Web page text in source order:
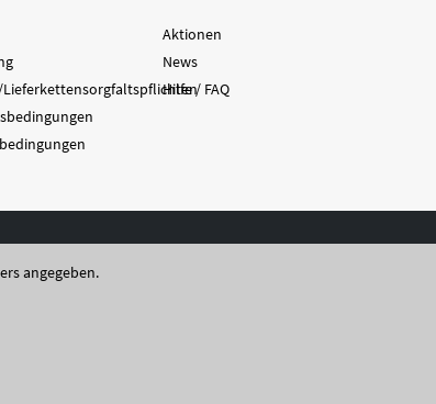
Lieferkettensorgfaltspflichten
Aktionen
News
Hilfe / FAQ
angegeben.